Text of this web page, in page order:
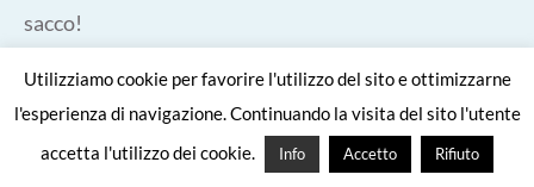
sacco!
Utilizziamo cookie per favorire l'utilizzo del sito e ottimizzarne
l'esperienza di navigazione. Continuando la visita del sito l'utente
accetta l'utilizzo dei cookie.
Info Accetto Rifiuto